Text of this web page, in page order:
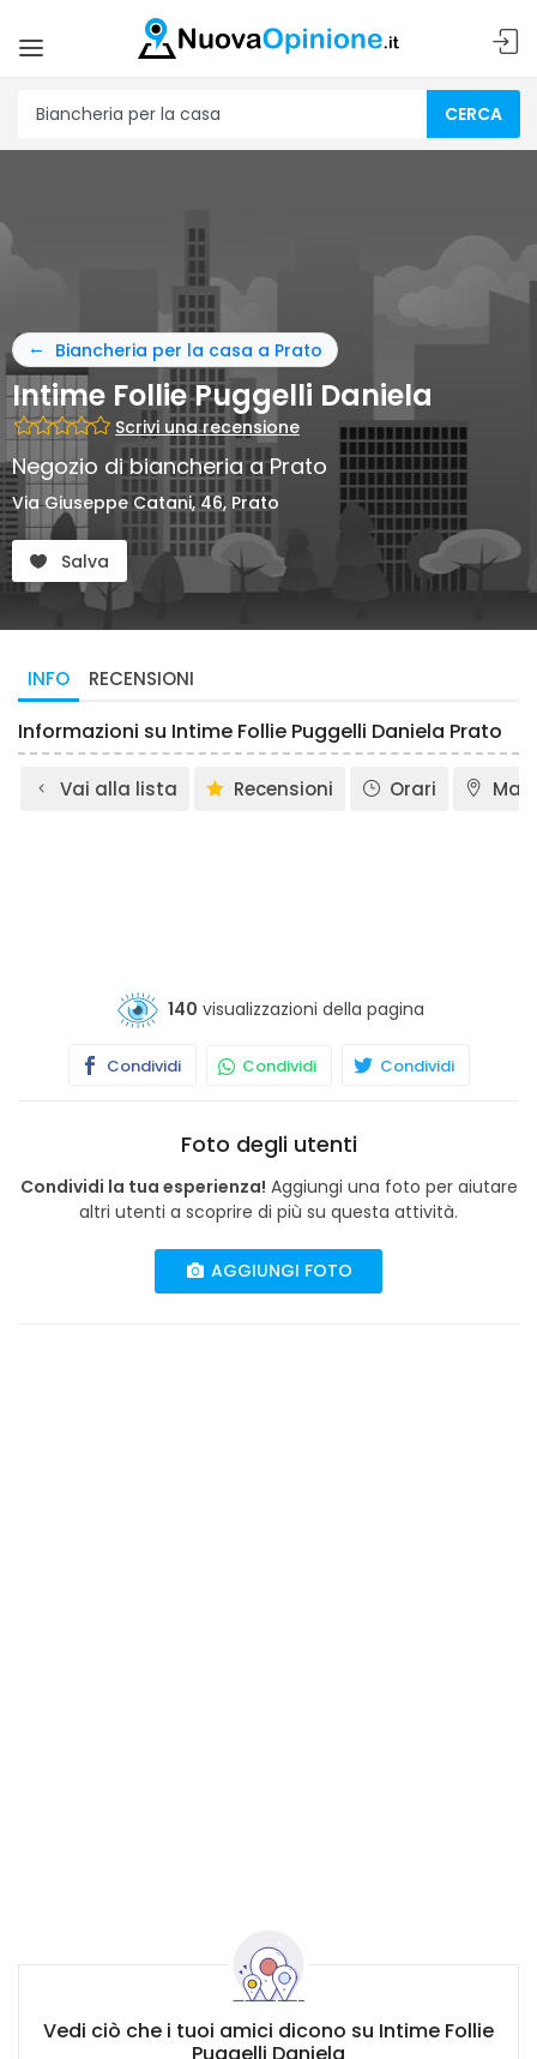
CERCA
Biancheria per la casa a Prato
Intime Follie Puggelli Daniela
Scrivi una recensione
Negozio di biancheria a Prato
Via Giuseppe Catani, 46, Prato
Salva
INFO RECENSIONI
Informazioni su Intime Follie Puggelli Daniela Prato
Vai alla lista Recensioni Orari
140 visualizzazioni della pagina
Condividi Condividi Condividi
Foto degli utenti
Condividi la tua esperienza! Aggiungi una foto per aiutare
altri utenti a scoprire di più su questa attività.
AGGIUNGI FOTO
Vedi ciò che i tuoi amici dicono su Intime Follie